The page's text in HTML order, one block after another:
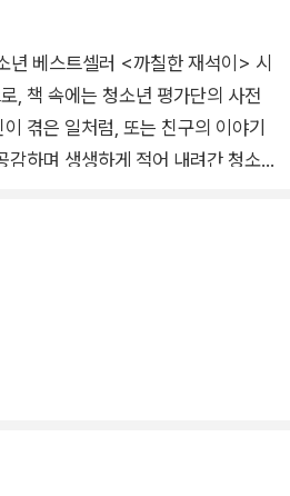
년 베스트셀러 <까칠한 재석이> 시
, 책 속에는 청소년 평가단의 사전
겪은 일처럼, 또는 친구의 이야기
하며 생생하게 적어 내려간 청소년
있는 고정욱 작가의 ‘스토리텔링 버
디를 향해 달려가는 걸까? 소설은
은 두 아이의 시선을 따라간다. 여
게 되는 ‘이야기 속의 이야기’라는
한 이야기를 한 장씩 넘기며 읽다 보